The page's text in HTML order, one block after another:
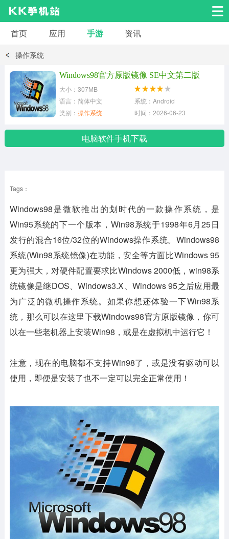
安卓应用
小说漫画
安卓其它
首页 应用 手游 资讯
操作系统
Windows98官方原版镜像 SE中文第二版
大小：307MB
语言：简体中文
系统：Android
类别： 操作系统 时间：2026-06-23
电脑软件手机下载
Tags：
Windows98是微软推出的划时代的一款操作系统，是
Win95系统的下一个版本，Win98系统于1998年6月25日
发行的混合16位/32位的Windows操作系统。Windows98
系统(Win98系统镜像)在功能，安全等方面比Windows 95
更为强大，对硬件配置要求比Windows 2000低，win98系
统镜像是继DOS、Windows3.X、Windows 95之后应用最
为广泛的微机操作系统。如果你想还体验一下Win98系
统，那么可以在这里下载Windows98官方原版镜像，你可
以在一些老机器上安装Win98，或是在虚拟机中运行它！
注意，现在的电脑都不支持Win98了，或是没有驱动可以
使用，即便是安装了也不一定可以完全正常使用！